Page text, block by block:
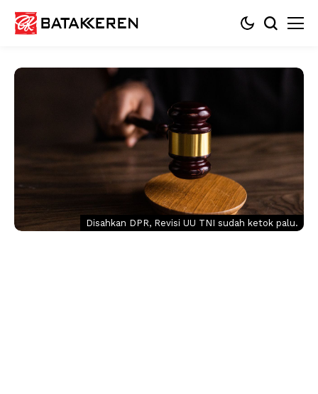
Disahkan DPR, Revisi UU TNI sudah ketok palu.